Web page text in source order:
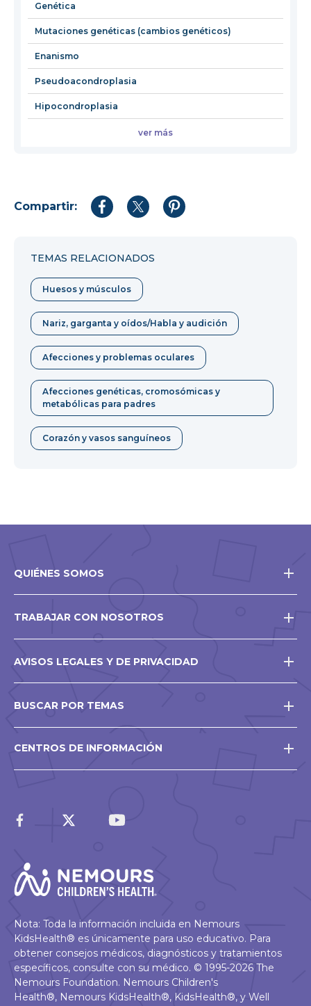
ventana
Genética
Mutaciones genéticas (cambios genéticos)
Enanismo
Pseudoacondroplasia
Hipocondroplasia
ver más
Compartir:
CompartirCompartirCompartir
TEMAS RELACIONADOS
Huesos y músculos
Nariz, garganta y oídos/Habla y audición
Afecciones y problemas oculares
Afecciones genéticas, cromosómicas y
metabólicas para padres
Corazón y vasos sanguíneos
QUIÉNES SOMOS
TRABAJAR CON NOSOTROS
AVISOS LEGALES Y DE PRIVACIDAD
BUSCAR POR TEMAS
CENTROS DE INFORMACIÓN
Nota: Toda la información incluida en Nemours
KidsHealth® es únicamente para uso educativo. Para
obtener consejos médicos, diagnósticos y tratamientos
específicos, consulte con su médico. © 1995-2026 The
Nemours Foundation. Nemours Children's
Health®, Nemours KidsHealth®, KidsHealth®, y Well